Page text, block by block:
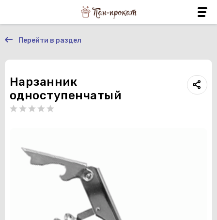
Перейти в раздел
Нарзанник
одноступенчатый